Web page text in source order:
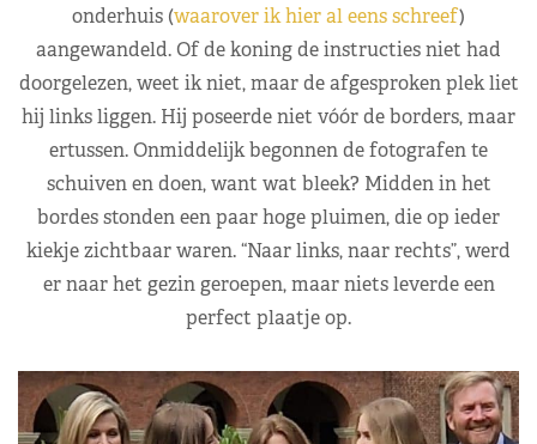
onderhuis (waarover ik hier al eens schreef)
aangewandeld. Of de koning de instructies niet had
doorgelezen, weet ik niet, maar de afgesproken plek liet
hij links liggen. Hij poseerde niet vóór de borders, maar
ertussen. Onmiddelijk begonnen de fotografen te
schuiven en doen, want wat bleek? Midden in het
bordes stonden een paar hoge pluimen, die op ieder
kiekje zichtbaar waren. “Naar links, naar rechts”, werd
er naar het gezin geroepen, maar niets leverde een
perfect plaatje op.